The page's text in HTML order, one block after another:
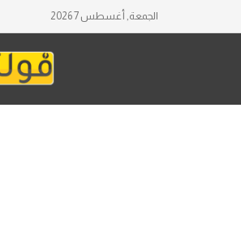
الجمعة, أغسطس 7 2026